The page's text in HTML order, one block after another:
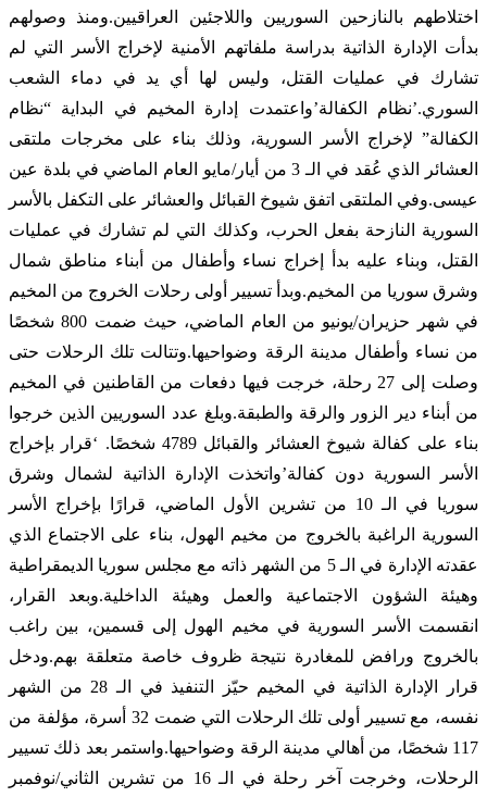
اختلاطهم بالنازحين السوريين واللاجئين العراقيين.ومنذ وصولهم
بدأت الإدارة الذاتية بدراسة ملفاتهم الأمنية لإخراج الأسر التي لم
تشارك في عمليات القتل، وليس لها أي يد في دماء الشعب
السوري.’نظام الكفالة’واعتمدت إدارة المخيم في البداية “نظام
الكفالة” لإخراج الأسر السورية، وذلك بناء على مخرجات ملتقى
العشائر الذي عُقد في الـ 3 من أيار/مايو العام الماضي في بلدة عين
عيسى.وفي الملتقى اتفق شيوخ القبائل والعشائر على التكفل بالأسر
السورية النازحة بفعل الحرب، وكذلك التي لم تشارك في عمليات
القتل، وبناء عليه بدأ إخراج نساء وأطفال من أبناء مناطق شمال
وشرق سوريا من المخيم.وبدأ تسيير أولى رحلات الخروج من المخيم
في شهر حزيران/يونيو من العام الماضي، حيث ضمت 800 شخصًا
من نساء وأطفال مدينة الرقة وضواحيها.وتتالت تلك الرحلات حتى
وصلت إلى 27 رحلة، خرجت فيها دفعات من القاطنين في المخيم
من أبناء دير الزور والرقة والطبقة.وبلغ عدد السوريين الذين خرجوا
بناء على كفالة شيوخ العشائر والقبائل 4789 شخصًا. ‘قرار بإخراج
الأسر السورية دون كفالة’واتخذت الإدارة الذاتية لشمال وشرق
سوريا في الـ 10 من تشرين الأول الماضي، قرارًا بإخراج الأسر
السورية الراغبة بالخروج من مخيم الهول، بناء على الاجتماع الذي
عقدته الإدارة في الـ 5 من الشهر ذاته مع مجلس سوريا الديمقراطية
وهيئة الشؤون الاجتماعية والعمل وهيئة الداخلية.وبعد القرار،
انقسمت الأسر السورية في مخيم الهول إلى قسمين، بين راغب
بالخروج ورافض للمغادرة نتيجة ظروف خاصة متعلقة بهم.ودخل
قرار الإدارة الذاتية في المخيم حيّز التنفيذ في الـ 28 من الشهر
نفسه، مع تسيير أولى تلك الرحلات التي ضمت 32 أسرة، مؤلفة من
117 شخصًا، من أهالي مدينة الرقة وضواحيها.واستمر بعد ذلك تسيير
الرحلات، وخرجت آخر رحلة في الـ 16 من تشرين الثاني/نوفمبر